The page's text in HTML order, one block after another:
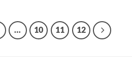
… 10 11 12